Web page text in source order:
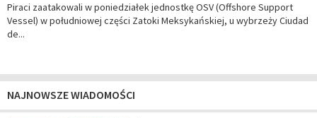
Piraci zaatakowali w poniedziałek jednostkę OSV (Offshore Support
Vessel) w południowej części Zatoki Meksykańskiej, u wybrzeży Ciudad
de...
NAJNOWSZE WIADOMOŚCI